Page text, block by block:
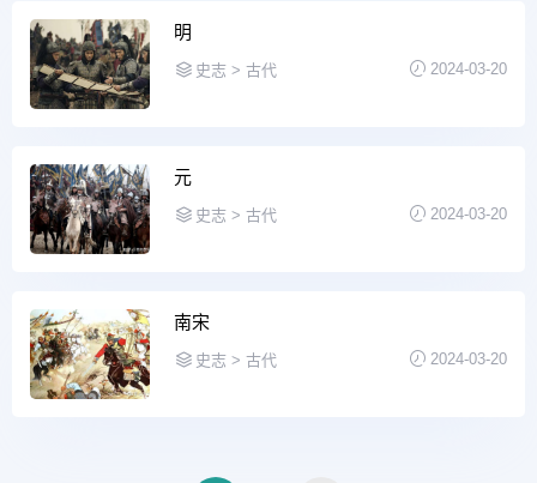
明
史志 > 古代 2024-03-20
元
史志 > 古代 2024-03-20
南宋
史志 > 古代 2024-03-20